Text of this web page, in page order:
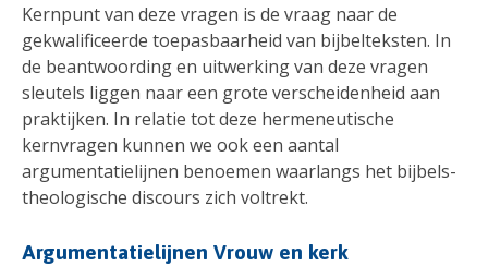
Kernpunt van deze vragen is de vraag naar de
gekwalificeerde toepasbaarheid van bijbelteksten. In
de beantwoording en uitwerking van deze vragen
sleutels liggen naar een grote verscheidenheid aan
praktijken. In relatie tot deze hermeneutische
kernvragen kunnen we ook een aantal
argumentatielijnen benoemen waarlangs het bijbels-
theologische discours zich voltrekt.
Argumentatielijnen Vrouw en kerk